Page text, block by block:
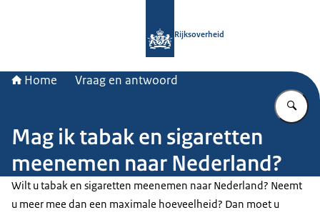
Rijksoverheid
Home Vraag en antwoord
Mag ik tabak en sigaretten
meenemen naar Nederland?
Wilt u tabak en sigaretten meenemen naar Nederland? Neemt
u meer mee dan een maximale hoeveelheid? Dan moet u